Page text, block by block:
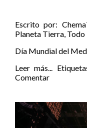
Escrito por:
Planeta Tierra, Todo
Día Mundial del
Leer más...
Comentar